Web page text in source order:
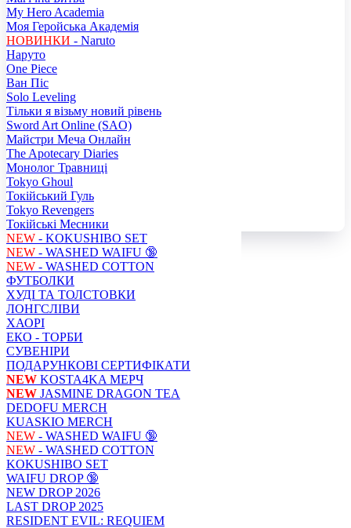
My Hero Academia
Моя Геройська Академія
НОВИНКИ - Naruto
Наруто
One Piece
Ван Піс
Solo Leveling
Тільки я візьму новий рівень
Sword Art Online (SAO)
Майстри Меча Онлайн
The Apotecary Diaries
Монолог Травниці
Tokyo Ghoul
Токійський Гуль
Tokyo Revengers
Токійські Месники
NEW - KOKUSHIBO SET
NEW - WASHED WAIFU 🔞
NEW - WASHED COTTON
ФУТБОЛКИ
ХУДІ ТА ТОЛСТОВКИ
ЛОНГСЛІВИ
ХАОРІ
ЕКО - ТОРБИ
СУВЕНІРИ
ПОДАРУНКОВІ СЕРТИФІКАТИ
NEW KOSTA4KA МЕРЧ
NEW JASMINE DRAGON TEA
DEDOFU MERCH
KUASKIO MERCH
NEW - WASHED WAIFU 🔞
NEW - WASHED COTTON
KOKUSHIBO SET
WAIFU DROP 🔞
NEW DROP 2026
LAST DROP 2025
RESIDENT EVIL: REQUIEM